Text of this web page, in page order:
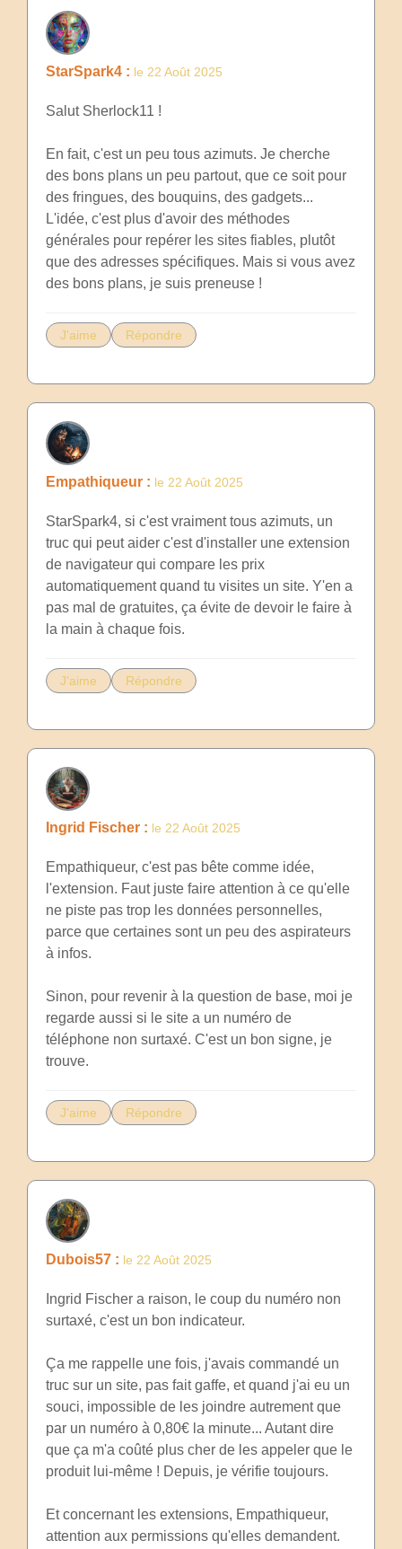
StarSpark4 : le 22 Août 2025
Salut Sherlock11 !
En fait, c'est un peu tous azimuts. Je cherche
des bons plans un peu partout, que ce soit pour
des fringues, des bouquins, des gadgets...
L'idée, c'est plus d'avoir des méthodes
générales pour repérer les sites fiables, plutôt
que des adresses spécifiques. Mais si vous avez
des bons plans, je suis preneuse !
J'aime Répondre
Empathiqueur : le 22 Août 2025
StarSpark4, si c'est vraiment tous azimuts, un
truc qui peut aider c'est d'installer une extension
de navigateur qui compare les prix
automatiquement quand tu visites un site. Y'en a
pas mal de gratuites, ça évite de devoir le faire à
la main à chaque fois.
J'aime Répondre
Ingrid Fischer : le 22 Août 2025
Empathiqueur, c'est pas bête comme idée,
l'extension. Faut juste faire attention à ce qu'elle
ne piste pas trop les données personnelles,
parce que certaines sont un peu des aspirateurs
à infos.
Sinon, pour revenir à la question de base, moi je
regarde aussi si le site a un numéro de
téléphone non surtaxé. C'est un bon signe, je
trouve.
J'aime Répondre
Dubois57 : le 22 Août 2025
Ingrid Fischer a raison, le coup du numéro non
surtaxé, c'est un bon indicateur.
Ça me rappelle une fois, j'avais commandé un
truc sur un site, pas fait gaffe, et quand j'ai eu un
souci, impossible de les joindre autrement que
par un numéro à 0,80€ la minute... Autant dire
que ça m'a coûté plus cher de les appeler que le
produit lui-même ! Depuis, je vérifie toujours.
Et concernant les extensions, Empathiqueur,
attention aux permissions qu'elles demandent.